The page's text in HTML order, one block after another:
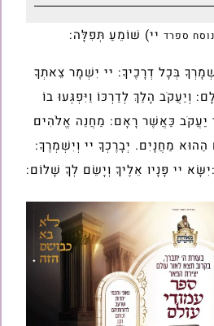
ספרד יי) שׁוֹמֵעַ תְּפִלָּה:
בְּכָל דְרָכֶיךָ: יי יִשְׁמָר צֵאתְךָ
וְיַעֲקֹב הָלַךְ לְדַרְכּוֹ וַיִּפְגְּעוּ בוֹ
יַעֲקֹב כַּאֲשֶׁר רָאָם: מַחֲנֵה אֱלֹהִים
מַחֲנָיִם. יְבָרֶכְךָ יי וְיִשְׁמְרֶךָ:
יי פָּנָיו אֵלֶיךָ וְיָשֵׂם לְךָ שָׁלוֹם: